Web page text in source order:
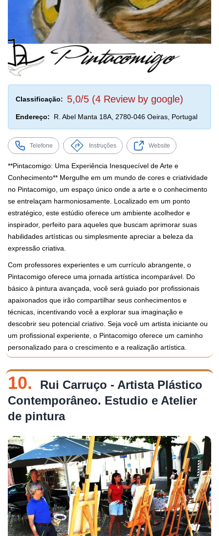
Classificação: 5,0/5 (4 Review by google)
Endereço: R. Abel Manta 18A, 2780-046 Oeiras, Portugal
Telefone Instruções Website
**Pintacomigo: Uma Experiência Inesquecível de Arte e
Conhecimento** Mergulhe em um mundo de cores e criatividade
no Pintacomigo, um espaço único onde a arte e o conhecimento
se entrelaçam harmoniosamente. Localizado em um ponto
estratégico, este estúdio oferece um ambiente acolhedor e
inspirador, perfeito para aqueles que buscam aprimorar suas
habilidades artísticas ou simplesmente apreciar a beleza da
expressão criativa.
Com professores experientes e um currículo abrangente, o
Pintacomigo oferece uma jornada artística incomparável. Do
básico à pintura avançada, você será guiado por profissionais
apaixonados que irão compartilhar seus conhecimentos e
técnicas, incentivando você a explorar sua imaginação e
descobrir seu potencial criativo. Seja você um artista iniciante ou
um profissional experiente, o Pintacomigo oferece um caminho
personalizado para o crescimento e a realização artística.
10.
Rui Carruço - Artista Plástico
Contemporâneo. Estudio e Atelier
de pintura